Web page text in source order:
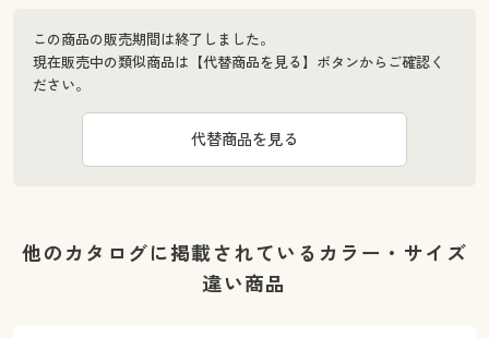
この商品の販売期間は終了しました。
現在販売中の類似商品は【代替商品を見る】ボタンからご確認く
ださい。
代替商品を見る
他のカタログに掲載されているカラー・サイズ
違い商品